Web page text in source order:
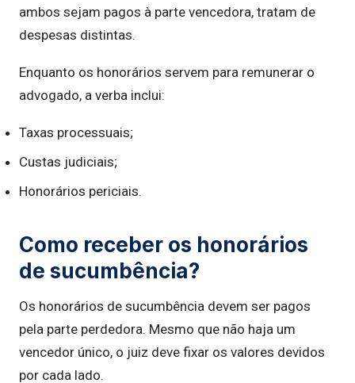
ambos sejam pagos à parte vencedora, tratam de
despesas distintas.
Enquanto os honorários servem para remunerar o
advogado, a verba inclui:
Taxas processuais;
Custas judiciais;
Honorários periciais.
Como receber os honorários
de sucumbência?
Os honorários de sucumbência devem ser pagos
pela parte perdedora. Mesmo que não haja um
vencedor único, o juiz deve fixar os valores devidos
por cada lado.